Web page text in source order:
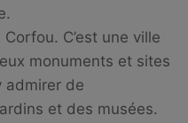
C’est une ville
monuments et sites
admirer de
et des musées.